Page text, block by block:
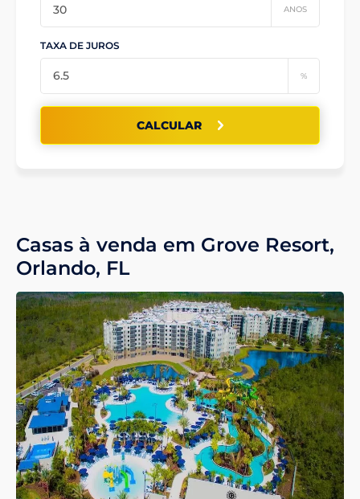
ANOS
TAXA DE JUROS
%
CALCULAR
Casas à venda em Grove Resort,
Orlando, FL